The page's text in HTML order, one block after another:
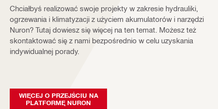
Chciałbyś realizować swoje projekty w zakresie hydrauliki,
ogrzewania i klimatyzacji z użyciem akumulatorów i narzędzi
Nuron? Tutaj dowiesz się więcej na ten temat. Możesz też
skontaktować się z nami bezpośrednio w celu uzyskania
indywidualnej porady.
WIĘCEJ O PRZEJŚCIU NA
PLATFORMĘ NURON